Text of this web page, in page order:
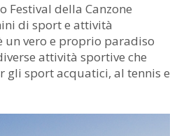
Festival della Canzone
di sport e attività
un vero e proprio paradiso
attività sportive che
gli sport acquatici, al tennis e